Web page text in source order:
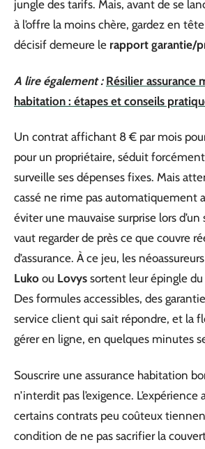
jungle des tarifs. Mais, avant de se
à l’offre la moins chère, gardez en
décisif demeure le rapport garantie/
A lire également : Résilier assurance
habitation : étapes et conseils
Un contrat affichant 8 € par mois
pour un propriétaire, séduit
surveille ses dépenses fixes. Mais
cassé ne rime pas automatiquement
éviter une mauvaise surprise lors
vaut regarder de près ce que couvre
d’assurance. À ce jeu, les
Luko ou Lovys sortent leur épingle
Des formules accessibles, des
service client qui sait répondre, et la
gérer en ligne, en quelques minutes
Souscrire une assurance habitation
n’interdit pas l’exigence.
certains contrats peu coûteux
condition de ne pas sacrifier la